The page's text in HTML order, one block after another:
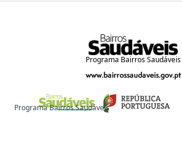
Programa Bairros Saudáveis
Programa Bairros Saudáveis
www.bairrossaudaveis.gov.pt